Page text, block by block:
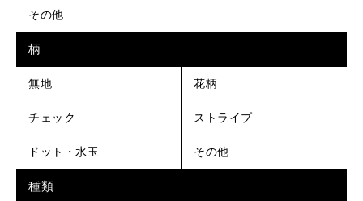
その他
柄
無地 花柄
チェック ストライプ
ドット・水玉 その他
種類